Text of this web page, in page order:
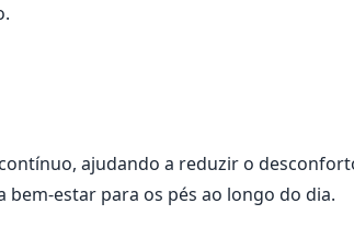
ajudando a reduzir o
estar para os pés ao longo do dia.